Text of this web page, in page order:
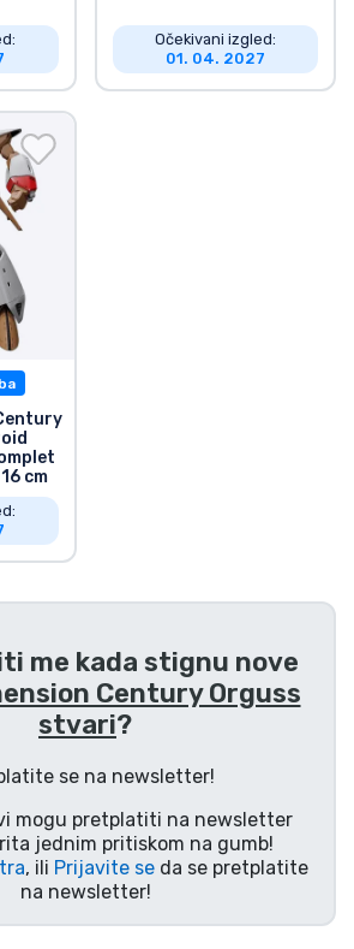
Očekivani izgled:
01. 04. 2027
cm
me kada stignu nove
Century Orguss
stvari?
se na newsletter!
mogu pretplatiti na newsletter
jednim pritiskom na gumb!
, ili Prijavite se da se pretplatite
na newsletter!